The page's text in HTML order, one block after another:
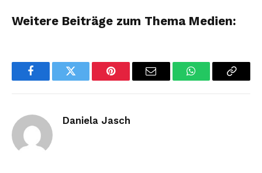
Weitere Beiträge zum Thema Medien:
FacebookTwitter Pinterest Email WhatsAppCopy
Daniela Jasch